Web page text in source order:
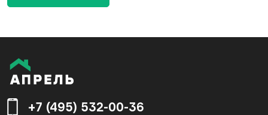
+7 (495) 532-00-36